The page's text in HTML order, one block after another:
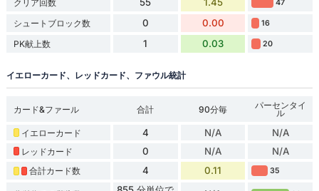
クリア回数 47
シュートブロック数 0 0.00 16
PK献上数 1 0.03 20
イエローカード、レッドカード、ファウル統計
カード&ファール 合計 90分毎 パーセンタイ
ル
イエローカード
4 N/A N/A
レッドカード 0 N/A N/A
合計カード数 4 0.11 35